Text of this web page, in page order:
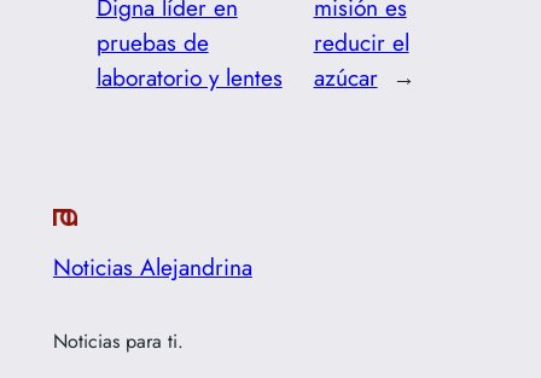
Digna líder en
pruebas de
laboratorio y lentes
misión es
reducir el
azúcar →
Noticias Alejandrina
Noticias para ti.